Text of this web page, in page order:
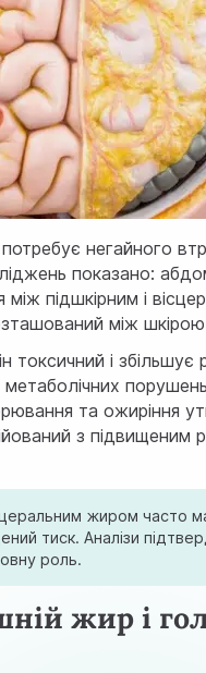
негайного
показано:
підшкірним і
між шкірою
токсичний і збільшує
та ожиріння
з підвищеним
жиром часто
тиск. Аналізи
роль.
жир і